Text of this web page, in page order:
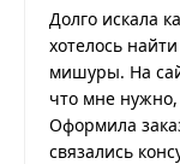
Долго искала
хотелось
мишуры. На
что мне
Оформила
связались